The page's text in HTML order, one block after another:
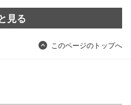
見る
このページのトップへ